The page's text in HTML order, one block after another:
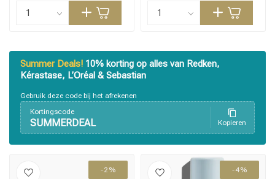
Summer Deals! 10% korting op alles van Redken,
Kérastase, L’Oréal & Sebastian
Gebruik deze code bij het afrekenen
Kortingscode
SUMMERDEAL Kopieren
-2% -4%